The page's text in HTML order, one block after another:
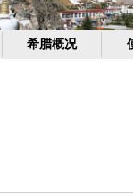
希腊概况